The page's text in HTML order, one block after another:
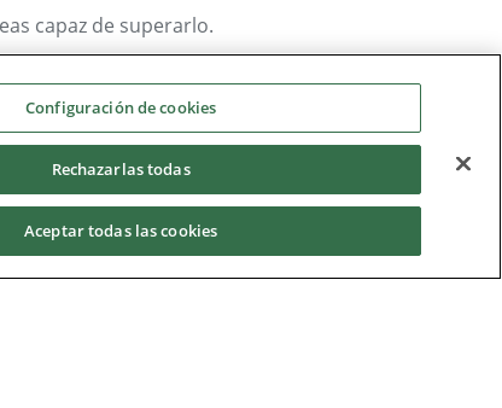
capaz de superarlo.
obtener:
Configuración de cookies
Rechazarlas todas
Aceptar todas las cookies